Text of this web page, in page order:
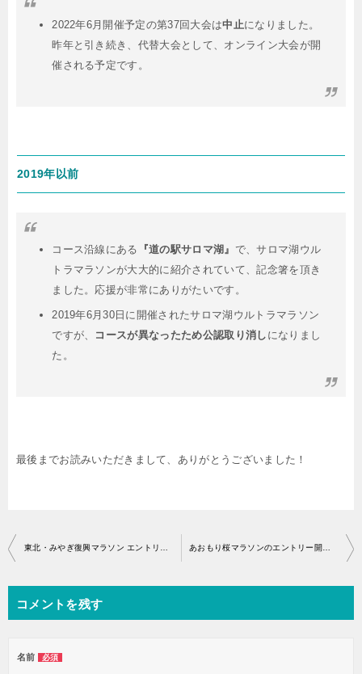
2022年6月開催予定の第37回大会は中止になりました。
昨年と引き続き、代替大会として、オンライン大会が開
催される予定です。
2019年以前
コース沿線にある 『道の駅サロマ湖』 で、サロマ湖ウル
トラマラソンが大大的に紹介されていて、記念箸を頂き
ました。応援が非常にありがたいです。
2019年6月30日に開催されたサロマ湖ウルトラマラソン
ですが、
コースが異なったため公認取り消し になりまし
た。
最後までお読みいただきまして、ありがとうございました！
投
稿
ナ
ビ
シ
東北・みやぎ復興マラソン エントリー開始・アクセス あおもり桜マラソンのエントリー開始はいつから？
コメントを残す
名前 必須